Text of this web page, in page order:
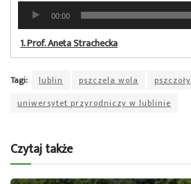
Odtwarzacz
plików
dźwiękowych
00:00
1.Prof. Aneta Strachecka
Tagi: lublin pszczela wola pszczoły
uniwersytet przyrodniczy w lublinie
Czytaj także